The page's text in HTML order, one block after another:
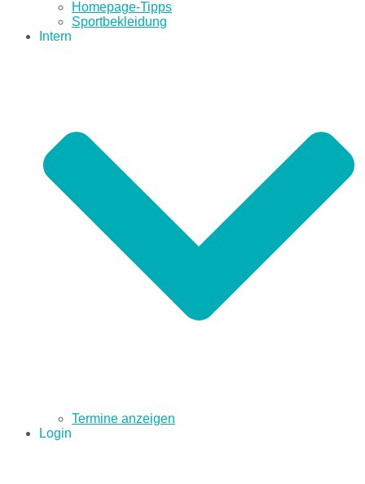
Homepage-Tipps
Sportbekleidung
Intern
Termine anzeigen
Login